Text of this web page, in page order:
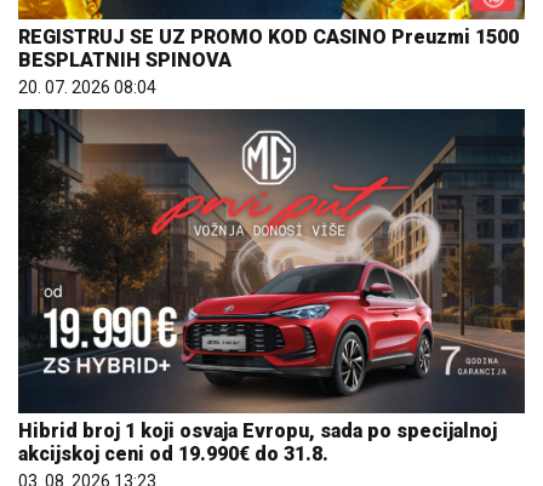
REGISTRUJ SE UZ PROMO KOD CASINO Preuzmi 1500
BESPLATNIH SPINOVA
20. 07. 2026 08:04
Hibrid broj 1 koji osvaja Evropu, sada po specijalnoj
akcijskoj ceni od 19.990€ do 31.8.
03. 08. 2026 13:23